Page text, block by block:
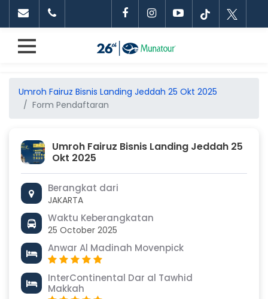
Umroh Fairuz Bisnis Landing Jeddah 25 Okt 2025
Form Pendaftaran
Umroh Fairuz Bisnis Landing Jeddah 25
Okt 2025
Berangkat dari
JAKARTA
Waktu Keberangkatan
25 October 2025
Anwar Al Madinah Movenpick
InterContinental Dar al Tawhid
Makkah